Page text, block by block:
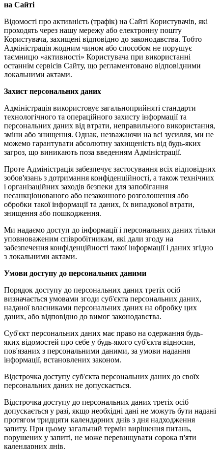
на Сайті
Відомості про активність (трафік) на Сайті Користувачів, які
проходять через нашу мережу або електронну пошту
Користувача, захищені відповідно до законодавства. Тобто
Адміністрація жодним чином або способом не порушує
таємницю «активності» Користувача при використанні
останнім сервісів Сайту, що регламентовано відповідними
локальними актами.
Захист персональних даних
Адміністрація використовує загальноприйняті стандарти
технологічного та операційного захисту інформації та
персональних даних від втрати, неправильного використання,
зміни або знищення. Однак, незважаючи на всі зусилля, ми не
можемо гарантувати абсолютну захищеність від будь-яких
загроз, що виникають поза введенням Адміністрації.
Проте Адміністрація забезпечує застосування всіх відповідних
зобов'язань з дотримання конфіденційності, а також технічних
і організаційних заходів безпеки для запобігання
несанкціонованого або незаконного розголошення або
обробки такої інформації та даних, їх випадкової втрати,
знищення або пошкодження.
Ми надаємо доступ до інформації і персональних даних тільки
уповноваженим співробітникам, які дали згоду на
забезпечення конфіденційності такої інформації і даних згідно
з локальними актами.
Умови доступу до персональних даними
Порядок доступу до персональних даних третіх осіб
визначається умовами згоди суб'єкта персональних даних,
наданої власниками персональних даних на обробку цих
даних, або відповідно до вимог законодавства.
Суб'єкт персональних даних має право на одержання будь-
яких відомостей про себе у будь-якого суб'єкта відносин,
пов'язаних з персональними даними, за умови надання
інформації, встановлених законом.
Відстрочка доступу суб'єкта персональних даних до своїх
персональних даних не допускається.
Відстрочка доступу до персональних даних третіх осіб
допускається у разі, якщо необхідні дані не можуть бути надані
протягом тридцяти календарних днів з дня надходження
запиту. При цьому загальний термін вирішення питань,
порушених у запиті, не може перевищувати сорока п'яти
календарних днів.